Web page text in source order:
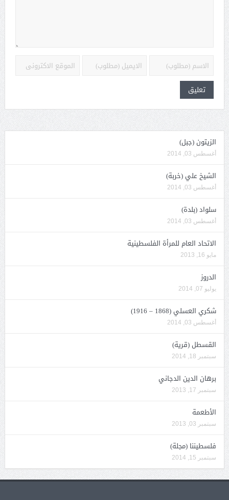
الزيتون (جبل)
أغسطس 03, 2014
الشيخ علي (خربة)
أغسطس 03, 2014
سلواد (بلدة)
أغسطس 03, 2014
الاتحاد العام للمرأة الفلسطينية
مايو 16, 2013
الدروز
يوليو 07, 2014
شكري العسلي (1868 – 1916)
أغسطس 03, 2014
القسطل (قرية)
سبتمبر 18, 2014
برهان الدين الدجاني
سبتمبر 17, 2013
الأطعمة
سبتمبر 03, 2013
فلسطيننا (مجلة)
سبتمبر 15, 2014